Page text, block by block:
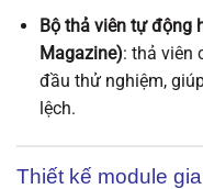
Bộ thả viên tự động
Magazine): thả viên
đầu thử nghiệm,
lệch.
Thiết kế module